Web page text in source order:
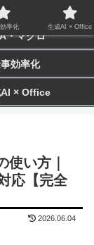
・マクロ
効率化
× Office
い方｜
応【完全
2026.06.04
率化 生成AI × Office